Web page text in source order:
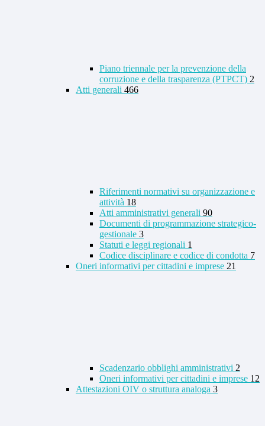
Piano triennale per la prevenzione della
corruzione e della trasparenza (PTPCT) 2
Atti generali 466
Riferimenti normativi su organizzazione e
attività 18
Atti amministrativi generali 90
Documenti di programmazione strategico-
gestionale 3
Statuti e leggi regionali 1
Codice disciplinare e codice di condotta 7
Oneri informativi per cittadini e imprese 21
Scadenzario obblighi amministrativi 2
Oneri informativi per cittadini e imprese 12
Attestazioni OIV o struttura analoga 3